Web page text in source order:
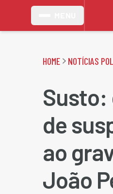
HOME NOTÍCIAS
de
ao
João